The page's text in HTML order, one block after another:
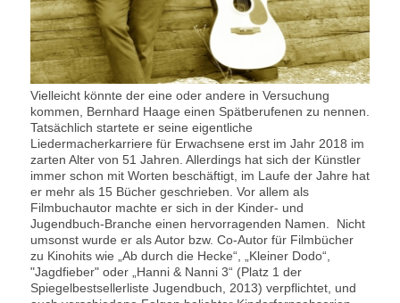
Vielleicht könnte der eine oder andere in Versuchung
kommen, Bernhard Haage einen Spätberufenen zu nennen.
Tatsächlich startete er seine eigentliche
Liedermacherkarriere für Erwachsene erst im Jahr 2018 im
zarten Alter von 51 Jahren. Allerdings hat sich der Künstler
immer schon mit Worten beschäftigt, im Laufe der Jahre hat
er mehr als 15 Bücher geschrieben. Vor allem als
Filmbuchautor machte er sich in der Kinder- und
Jugendbuch-Branche einen hervorragenden Namen. Nicht
umsonst wurde er als Autor bzw. Co-Autor für Filmbücher
zu Kinohits wie „Ab durch die Hecke“, „Kleiner Dodo“,
"Jagdfieber" oder „Hanni & Nanni 3“ (Platz 1 der
Spiegelbestsellerliste Jugendbuch, 2013) verpflichtet, und